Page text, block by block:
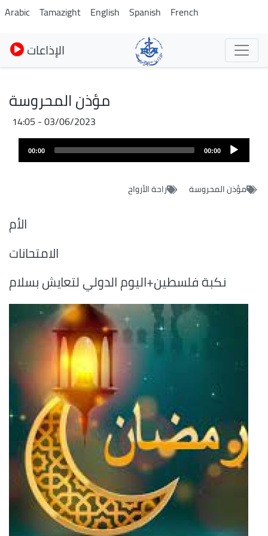
Skip
to
main
content
Arabic Tamazight English Spanish French
الإذاعات
مؤذن المحروسة
03/06/2023 - 14:05
00:00
00:00
مؤذن المحروسة راحة الأرواح
الأم
الامتحانات
نكبة فلسطين+اليوم الدولي لتعايش بسلام